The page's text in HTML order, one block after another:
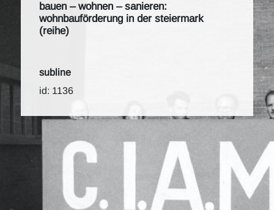
bauen – wohnen – sanieren:
wohnbauförderung in der steiermark
(reihe)
subline
id: 1136